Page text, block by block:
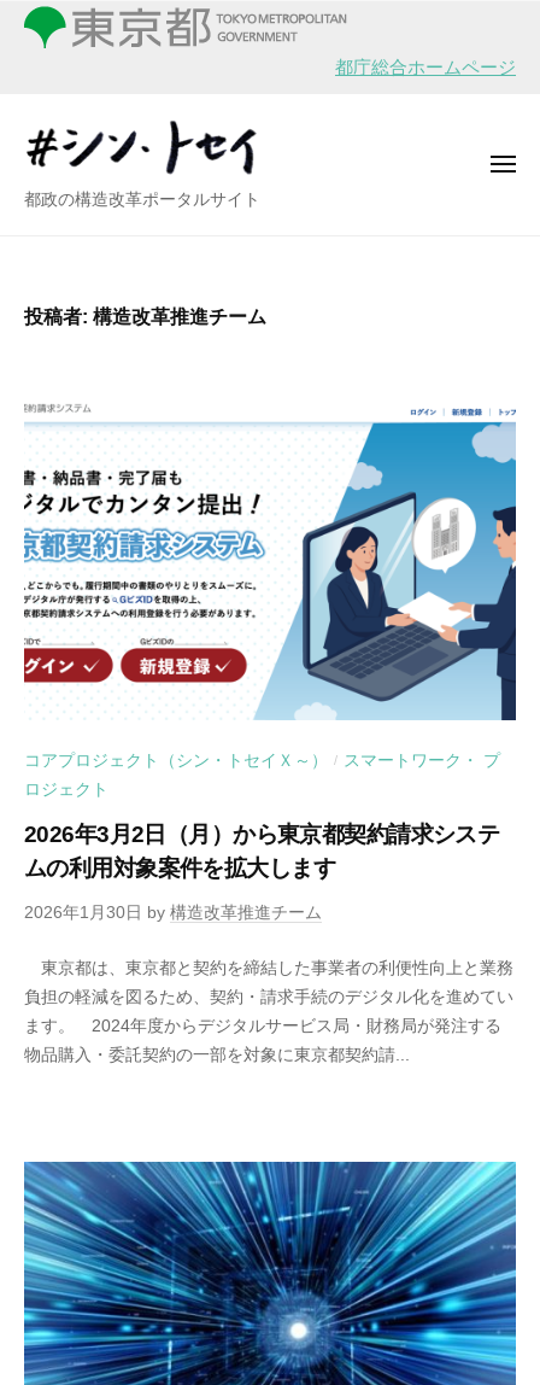
都庁総合ホームページ
シ
セ
都政の構造改革ポータルサイト
メ
投稿者: 構造改革推進チーム
コアプロジェクト（シン・トセイＸ～） / スマートワーク・ プ
ロジェクト
2026年3月2日（月）から東京都契約請求システ
ムの利用対象案件を拡大します
2026年1月30日 by 構造改革推進チーム
東京都は、東京都と契約を締結した事業者の利便性向上と業務
負担の軽減を図るため、契約・請求手続のデジタル化を進めてい
ます。 2024年度からデジタルサービス局・財務局が発注する
物品購入・委託契約の一部を対象に東京都契約請...
ン
イ